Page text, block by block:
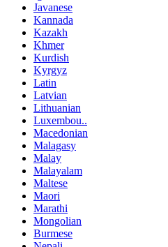
Javanese
Kannada
Kazakh
Khmer
Kurdish
Kyrgyz
Latin
Latvian
Lithuanian
Luxembou..
Macedonian
Malagasy
Malay
Malayalam
Maltese
Maori
Marathi
Mongolian
Burmese